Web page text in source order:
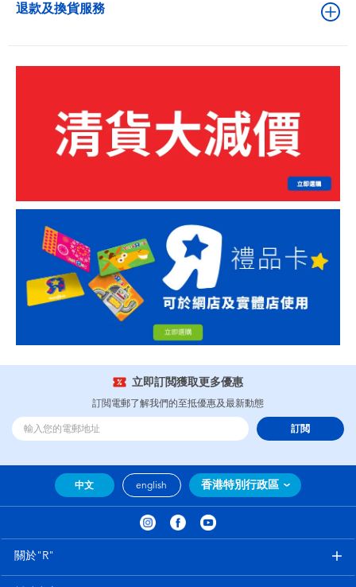
退款及換貨服務
立即訂閲獲取更多優惠
訂閲電郵了解我們的至抵優惠及最新動態
訂閲
中文 english 香港特別行政區
關於"R"